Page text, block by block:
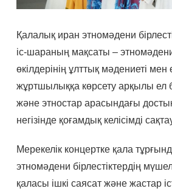
Қалалық иран этномәдени
іс-шараның мақсаты – этномәдени
өкілдерінің ұлттық мәдениеті мен
жұртшылыққа көрсету арқылы ел
және этностар арасындағы
негізінде қоғамдық келісімді
Мерекелік концертке қала
этномәдени бірлестіктердің
қаласы ішкі саясат және жастар